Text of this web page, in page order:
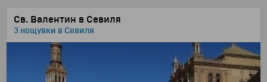
Св. Валентин в Севиля
3 нощувки в Севиля